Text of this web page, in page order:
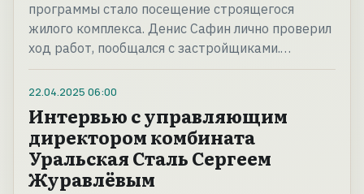
программы стало посещение строящегося
жилого комплекса. Денис Сафин лично проверил
ход работ, пообщался с застройщиками.…
22.04.2025 06:00
Интервью с управляющим
директором комбината
Уральская Сталь Сергеем
Журавлёвым